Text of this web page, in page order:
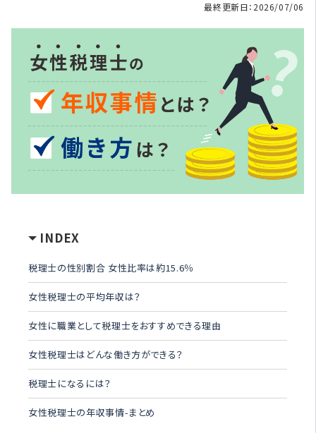
最終更新日：2026/07/06
INDEX
税理士の性別割合 女性比率は約15.6％
女性税理士の平均年収は？
女性に職業として税理士をおすすめできる理由
女性税理士はどんな働き方ができる？
税理士になるには？
女性税理士の年収事情-まとめ